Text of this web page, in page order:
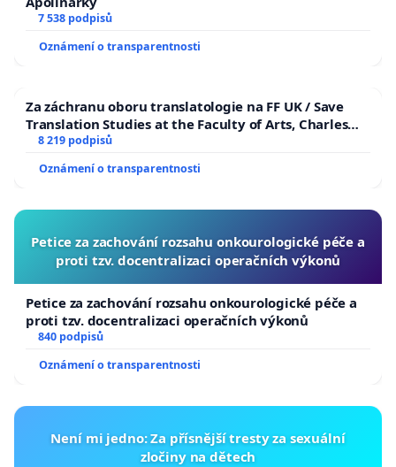
7 538 podpisů
Oznámení o transparentnosti
Za záchranu oboru translatologie na FF UK / Save
Translation Studies at the Faculty of Arts, Charles
University
8 219 podpisů
Oznámení o transparentnosti
Petice za zachování rozsahu onkourologické péče a
proti tzv. docentralizaci operačních výkonů
Petice za zachování rozsahu onkourologické péče a
proti tzv. docentralizaci operačních výkonů
840 podpisů
Oznámení o transparentnosti
Není mi jedno: Za přísnější tresty za sexuální
zločiny na dětech